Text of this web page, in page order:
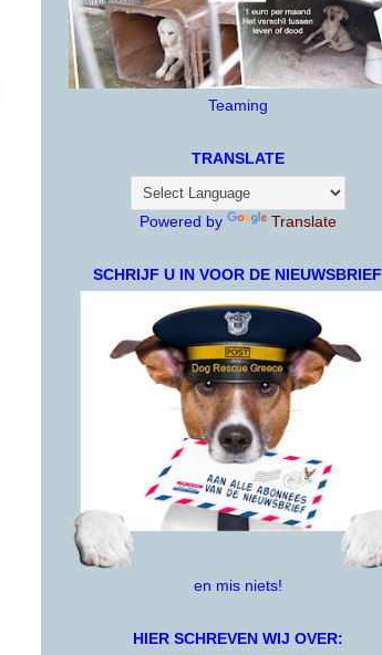
Teaming
TRANSLATE
Powered by Translate
SCHRIJF U IN VOOR DE NIEUWSBRIEF
en mis niets!
HIER SCHREVEN WIJ OVER: